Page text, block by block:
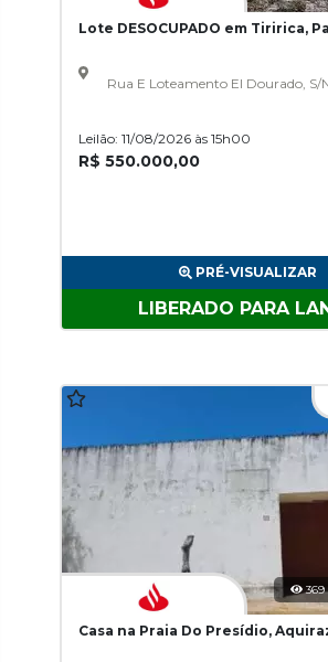
Lote DESOCUPADO em Tiririca,
Rua E Loteamento El Dourado, S/
Leilão: 11/08/2026 às 15h00
R$ 550.000,00
PRÉ-VISUALIZAR
LIBERADO PARA
369
Casa na Praia Do Presídio,